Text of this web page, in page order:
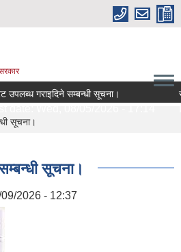
उपलब्ध गराइदिने सम्बन्धी सूचना।
सूचना।
सूचना।
2026 - 12:37